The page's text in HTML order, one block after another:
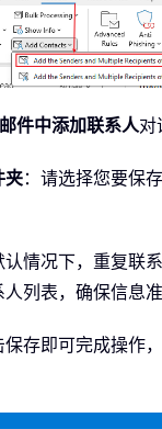
件中添加联系人对
夹：请选择您要保
认情况下，重复联
列表，确保信息准
保存即可完成操作